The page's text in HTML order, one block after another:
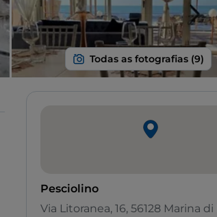
Pesciolino
Via Litoranea, 16, 56128 Marina di